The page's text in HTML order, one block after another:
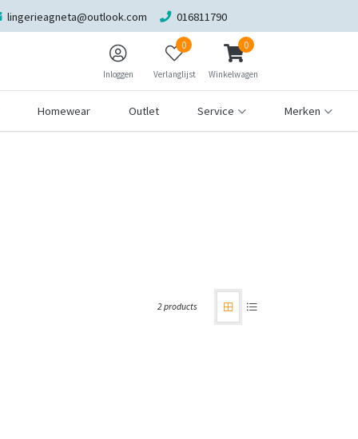
lingerieagneta@outlook.com 016811790
Inloggen
0
Verlanglijst
0
Winkelwagen
Homewear Outlet Service Merken
2 products